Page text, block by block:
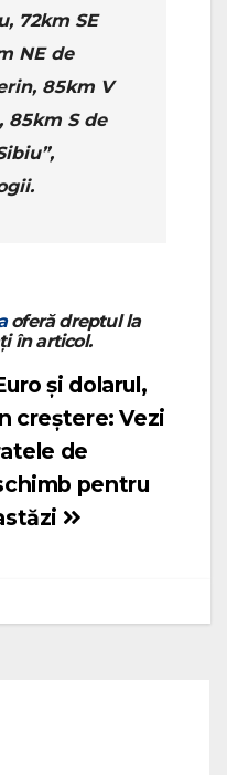
72km SE
NE de
85km V
85km S de
oferă dreptul la
în articol.
şi dolarul,
creştere: Vezi
de
pentru